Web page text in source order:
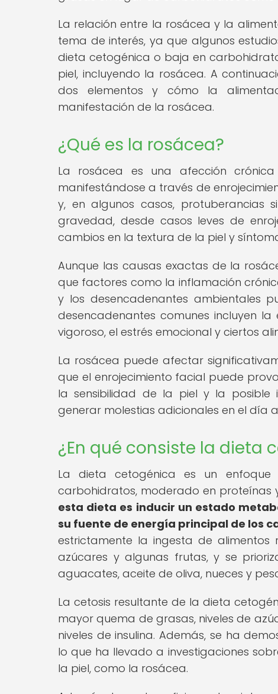
La relación entre la rosácea y la
tema de interés, ya que algunos
dieta cetogénica o baja en
piel, incluyendo la rosácea. A
dos elementos y cómo la
manifestación de la rosácea.
¿Qué es la rosácea?
La rosácea es una afección
manifestándose a través de
y, en algunos casos, protuberancias
gravedad, desde casos leves de
cambios en la textura de la piel y
Aunque las causas exactas de la
que factores como la inflamación
y los desencadenantes ambientales
desencadenantes comunes incluyen
vigoroso, el estrés emocional y ciertos
La rosácea puede afectar
que el enrojecimiento facial puede
la sensibilidad de la piel y la posible
generar molestias adicionales en el día
¿En qué consiste la dieta
La dieta cetogénica es un
carbohidratos, moderado en proteínas
esta dieta es inducir un estado
su fuente de energía principal de los
estrictamente la ingesta de alimentos
azúcares y algunas frutas, y se
aguacates, aceite de oliva, nueces y
La cetosis resultante de la dieta
mayor quema de grasas, niveles de
niveles de insulina. Además, se ha
lo que ha llevado a investigaciones
la piel, como la rosácea.